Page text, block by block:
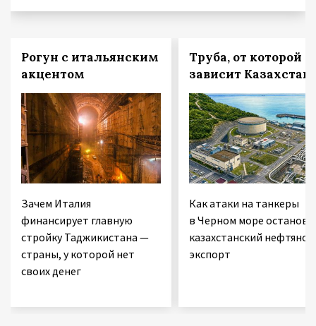
Рогун с итальянским
акцентом
Зачем Италия
финансирует главную
стройку Таджикистана —
страны, у которой нет
своих денег
Труба, от которой
зависит Казахстан
Как атаки на танкеры
в Черном море
казахстанский нефтяной
экспорт